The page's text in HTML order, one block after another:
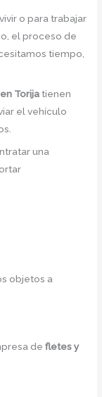
o para trabajar
el proceso de
tiempo,
Torija tienen
el vehículo
una
objetos a
defletes y